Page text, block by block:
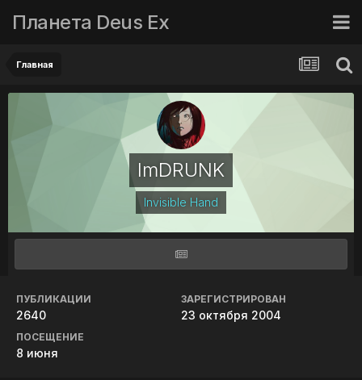
Планета Deus Ex
Главная
ImDRUNK
Invisible Hand
ПУБЛИКАЦИИ
2640
ЗАРЕГИСТРИРОВАН
23 октября 2004
ПОСЕЩЕНИЕ
8 июня